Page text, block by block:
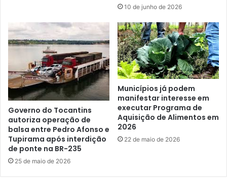
10 de junho de 2026
Governo do Tocantins
autoriza operação de
balsa entre Pedro Afonso e
Tupirama após interdição
de ponte na BR-235
25 de maio de 2026
Municípios já podem
manifestar interesse em
executar Programa de
Aquisição de Alimentos em
2026
22 de maio de 2026